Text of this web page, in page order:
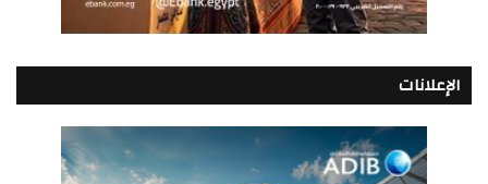
الإعلانات